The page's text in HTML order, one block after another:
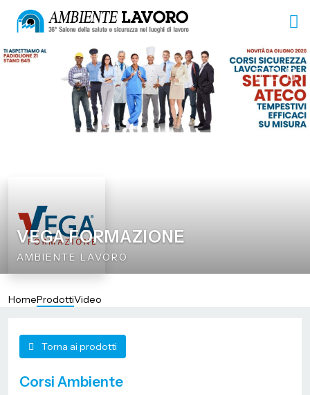
VEGA FORMAZIONE
AMBIENTE LAVORO
HomeProdottiVideo
Torna ai prodotti
Corsi Ambiente